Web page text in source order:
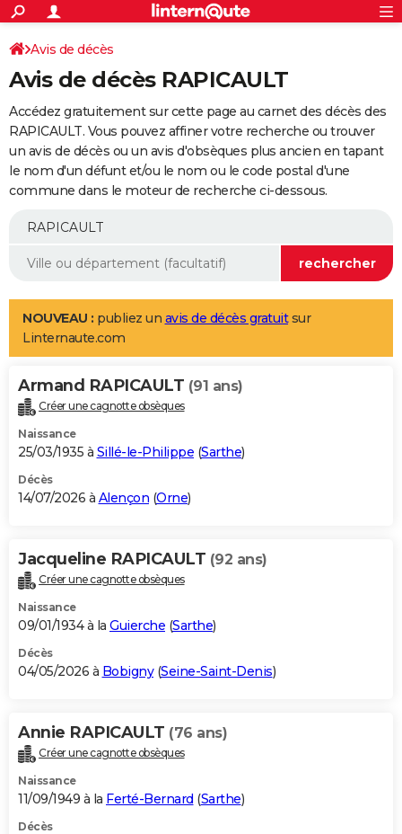
ACTUALITÉS
Politique
Société
Faits Divers
Education
Monde
Villes
+
SPORT
Coupe du monde 2026
Football
Tennis
Cyclisme
Rugby
Forum
Programme TV
TNT
Streaming
Cinéma
Sorties cinéma
Musique
+
FINANCE
Impôts
Immobilier
Risques naturels par ville
Banque
Assurance
Crédit
AUTO
Essais
Réserver un essai
Citadines
Berlines
SUV
Forum auto
+
Mobiles
Meilleur smartphone
Internet
Ordinateurs
Jeux vidéo
Guide high-tech
Aménagement intérieur
LIFESTYLE
Art de vivre
Bien-être
Loisirs
Mode
Modes de vie
Alimentation
Guide de la santé
Maladies
Médicaments
Sommeil
VOYAGE
Destinations
City break
Voyage nature
Voyage de noces
Forum
Climat
+PHOTO
GUIDES D'ACHAT
BONS PLANS
Carte de Noël
Carte Bonne année
Carte Saint-Valentin
Carte Pâques
Carte d'anniversaire
DICTIONNAIRE
Dictionnaire
Biographies
Citations
Expressions
Proverbes
PROGRAMME TV
S'inscrire
Se connecter
Lycées
Collèges
Primaires
Universités
Entreprises
Service militaire
Avis de recherche
AVIS DE DÉCÈS
Bricolage
Lifestyle
Culture
Sport
Auto
Television
Voyage
Cinema
Avis de décès
Avis de décès RAPICAULT
Accédez gratuitement sur cette page au carnet des décès des
RAPICAULT. Vous pouvez affiner votre recherche ou trouver
un avis de décès ou un avis d'obsèques plus ancien en tapant
le nom d'un défunt et/ou le nom ou le code postal d'une
commune dans le moteur de recherche ci-dessous.
NOUVEAU : publiez un avis de décès gratuitsur
Linternaute.com
Armand RAPICAULT (91 ans)
Créer une cagnotte obsèques
Naissance
25/03/1935 à Sillé-le-Philippe (Sarthe)
Décès
14/07/2026 à Alençon (Orne)
Jacqueline RAPICAULT (92 ans)
Créer une cagnotte obsèques
Naissance
09/01/1934 à la Guierche (Sarthe)
Décès
04/05/2026 à Bobigny(Seine-Saint-Denis)
Annie RAPICAULT (76 ans)
Créer une cagnotte obsèques
Naissance
11/09/1949 à la Ferté-Bernard (Sarthe)
Décès